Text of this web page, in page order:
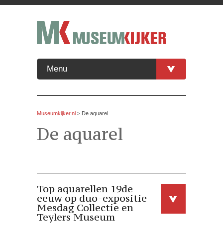
Menu
Museumkijker.nl > De aquarel
De aquarel
Top aquarellen 19de
eeuw op duo-expositie
Mesdag Collectie en
Teylers Museum